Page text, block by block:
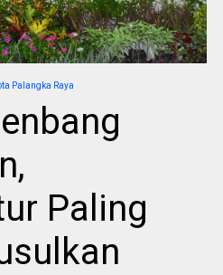
Palangka Raya
Paling